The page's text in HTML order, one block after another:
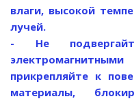
влаги, высокой
лучей.
- Не
прикрепляйте к
материалы,